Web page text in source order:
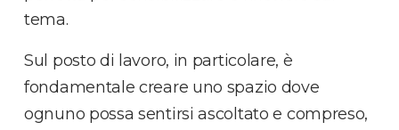
tema.
Sul posto di lavoro, in particolare, è
fondamentale creare uno spazio dove
ognuno possa sentirsi ascoltato e compreso,